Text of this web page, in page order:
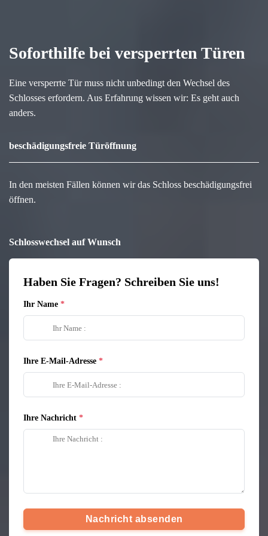
Soforthilfe bei versperrten Türen
Eine versperrte Tür muss nicht unbedingt den Wechsel des
Schlosses erfordern. Aus Erfahrung wissen wir: Es geht auch
anders.
beschädigungsfreie Türöffnung
In den meisten Fällen können wir das Schloss beschädigungsfrei
öffnen.
Schlosswechsel auf Wunsch
Haben Sie Fragen? Schreiben Sie uns!
Ihr Name
Ihre E-Mail-Adresse
Ihre Nachricht
Nachricht absenden